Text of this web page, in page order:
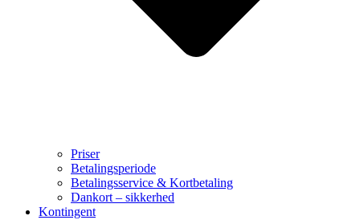
Priser
Betalingsperiode
Betalingsservice & Kortbetaling
Dankort – sikkerhed
Kontingent